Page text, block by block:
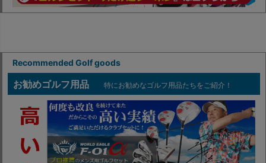
Recommended Golf goods
お勧めゴルフ用品 特にお勧めなゴルフ用品たちをご紹介！